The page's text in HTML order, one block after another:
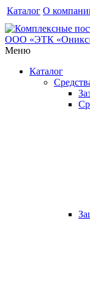
Каталог О
Меню
Каталог